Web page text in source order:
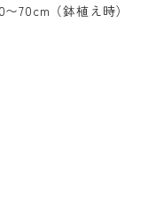
70cm（鉢植え時）